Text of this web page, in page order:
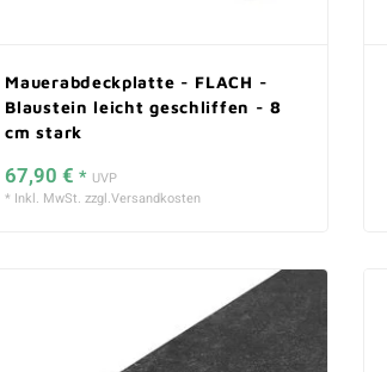
Mauerabdeckplatte - FLACH -
Blaustein leicht geschliffen - 8
cm stark
67,90 €* UVP
* Inkl. MwSt. zzgl.Versandkosten